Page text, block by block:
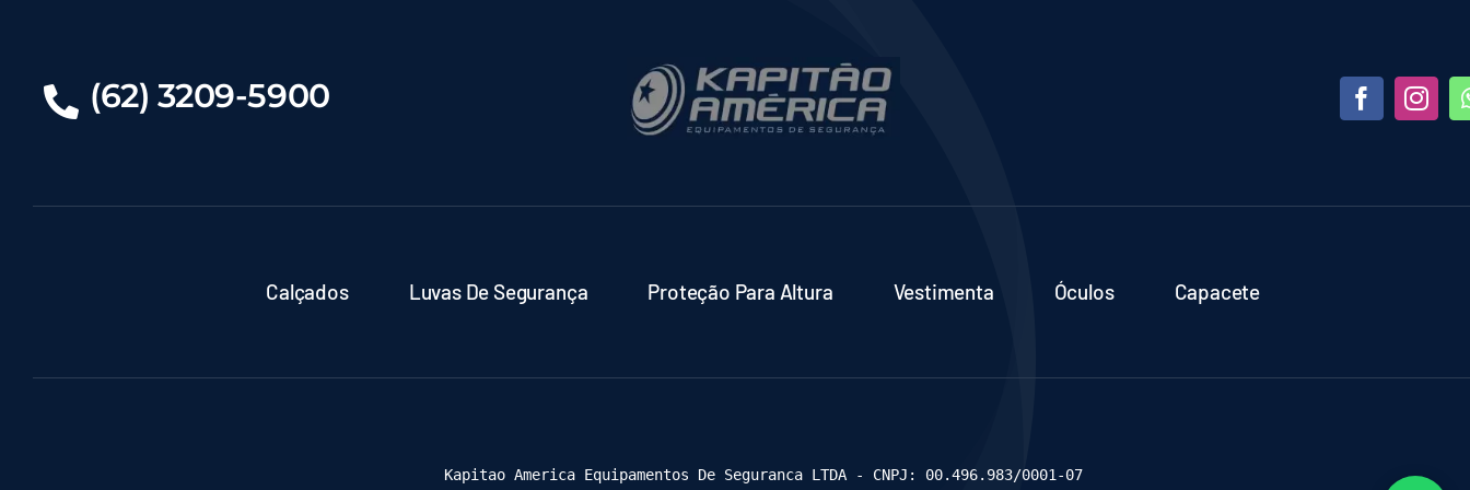
(62) 3209-5900
Calçados Luvas De Segurança Proteção Para Altura Vestimenta Óculos Capacete
Kapitao America Equipamentos De Seguranca LTDA - CNPJ: 00.496.983/0001-07